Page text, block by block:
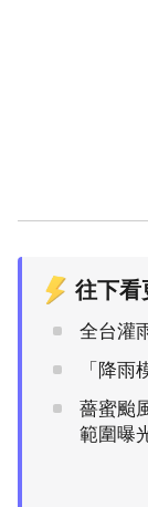
往下看
全台灌
「降
薔蜜颱
範圍曝